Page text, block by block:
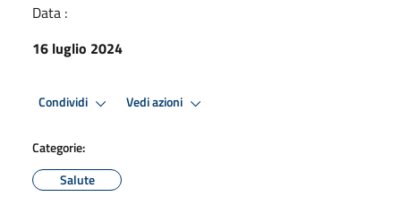
Data :
16 luglio 2024
Condividi Vedi azioni
Categorie:
Salute